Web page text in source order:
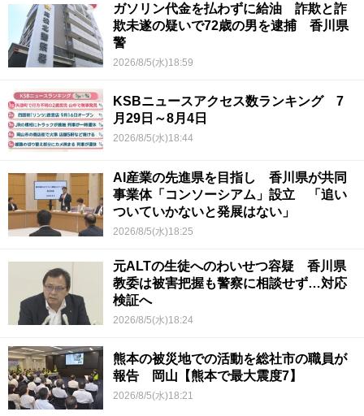
ガソリン代金を払わずに給油 詐欺と詐
欺未遂の疑いで72歳の男を逮捕 香川県
警
2026/8/5(水)18:59
KSBニュースアクセス数ランキング 7
月29日～8月4日
2026/8/5(水)18:44
AI産業の先進県を目指し 香川県が共同
事業体「コンソーシアム」設立 「追い
ついていかないと発展はない」
2026/8/5(水)18:25
元ALTの生徒へのわいせつ容疑 香川県
教委は被害把握も警察に相談せず…対応
検証へ
2026/8/5(水)18:24
熊本の被災地での活動を総社市の職員が
報告 岡山【熊本で最大震度7】
2026/8/5(水)18:21